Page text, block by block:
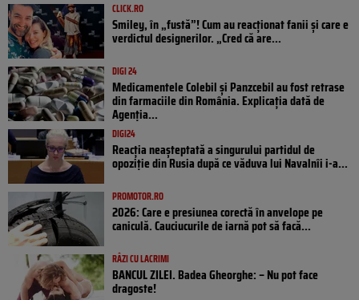
CLICK.RO
Smiley, în „fustă”! Cum au reacționat fanii și care e
verdictul designerilor. „Cred că are...
DIGI 24
Medicamentele Colebil și Panzcebil au fost retrase
din farmaciile din România. Explicația dată de
Agenția...
DIGI24
Reacția neașteptată a singurului partidul de
opoziţie din Rusia după ce văduva lui Navalnîi i-a...
PROMOTOR.RO
2026: Care e presiunea corectă în anvelope pe
caniculă. Cauciucurile de iarnă pot să facă...
RÂZI CU LACRIMI
BANCUL ZILEI. Badea Gheorghe: – Nu pot face
dragoste!